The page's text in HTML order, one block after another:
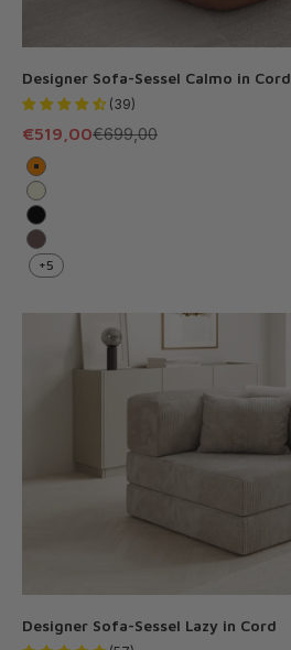
Designer Sofa-Sessel Calmo in Cord
(39)
Angebot
€519,00Regulärer Preis
€699,00
Orange
Beige
Schwarz
Braun
+5
Designer Sofa-Sessel Lazy in Cord